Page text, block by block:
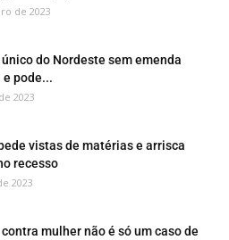
de 2023
único do Nordeste sem emenda
pode...
2023
vistas de matérias e arrisca
recesso
2023
mulher não é só um caso de